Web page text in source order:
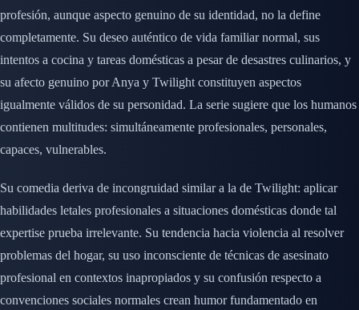
profesión, aunque aspecto genuino de su identidad, no la define
completamente. Su deseo auténtico de vida familiar normal, sus
intentos a cocina y tareas domésticas a pesar de desastres culinarios, y
su afecto genuino por Anya y Twilight constituyen aspectos
igualmente válidos de su personidad. La serie sugiere que los humanos
contienen multitudes: simultáneamente profesionales, personales,
capaces, vulnerables.
Su comedia deriva de incongruidad similar a la de Twilight: aplicar
habilidades letales profesionales a situaciones domésticas donde tal
expertise prueba irrelevante. Su tendencia hacia violencia al resolver
problemas del hogar, su uso inconsciente de técnicas de asesinato
profesional en contextos inapropiados y su confusión respecto a
convenciones sociales normales crean humor fundamentado en